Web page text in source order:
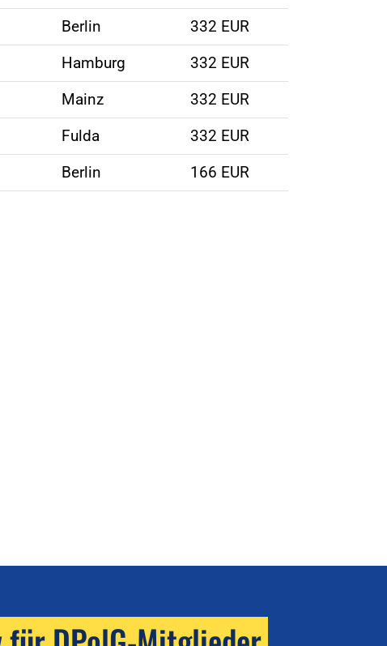
Berlin
332 EUR
Hamburg
332 EUR
Mainz
332 EUR
Fulda
332 EUR
Berlin 166 EUR